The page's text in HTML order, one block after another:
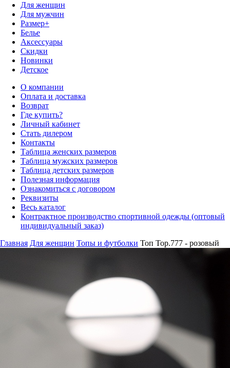
Для женщин
Для мужчин
Размер+
Белье
Аксессуары
Скидки
Новинки
Детское
О компании
Оплата и доставка
Возврат
Где купить?
Личный кабинет
Стать дилером
Контакты
Таблица женских размеров
Таблица мужских размеров
Таблица детских размеров
Полезная информация
Ознакомиться с договором
Реквизиты
Весь каталог
Контрактное производство спортивной одежды (оптовый
индивидуальный заказ)
Главная Для женщин Топы и футболки Топ Top.777 - розовый